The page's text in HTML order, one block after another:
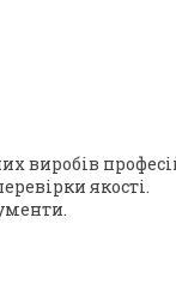
виробів
якості.